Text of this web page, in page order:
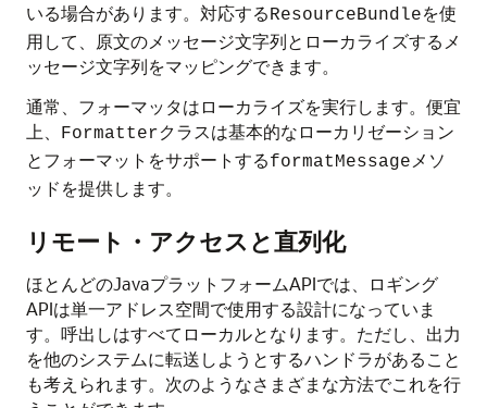
いる場合があります。対応するResourceBundleを使
用して、原文のメッセージ文字列とローカライズするメ
ッセージ文字列をマッピングできます。
通常、フォーマッタはローカライズを実行します。便宜
上、
Formatterクラスは基本的なローカリゼーション
とフォーマットをサポートするformatMessageメソ
ッドを提供します。
リモート・アクセスと直列化
ほとんどのJavaプラットフォームAPIでは、ロギング
APIは単一アドレス空間で使用する設計になっていま
す。呼出しはすべてローカルとなります。ただし、出力
を他のシステムに転送しようとするハンドラがあること
も考えられます。次のようなさまざまな方法でこれを行